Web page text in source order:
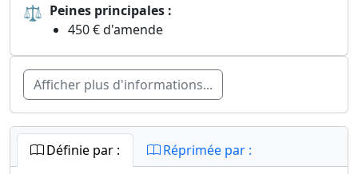
⚖ Peines principales :
450 € d'amende
Afficher plus d'informations...
Définie par : Réprimée par :